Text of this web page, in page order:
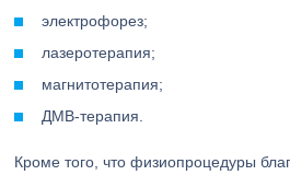
электрофорез;
лазеротерапия;
магнитотерапия;
ДМВ-терапия.
Кроме того, что физиопроцедуры